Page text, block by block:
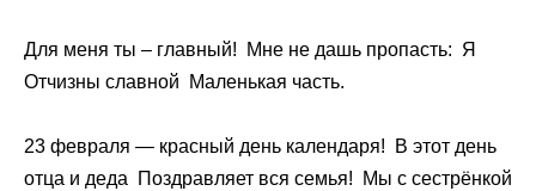
Для меня ты – главный! Мне не дашь пропасть: Я
Отчизны славной Маленькая часть.
23 февраля — красный день календаря! В этот день
отца и деда Поздравляет вся семья! Мы с сестрёнкой